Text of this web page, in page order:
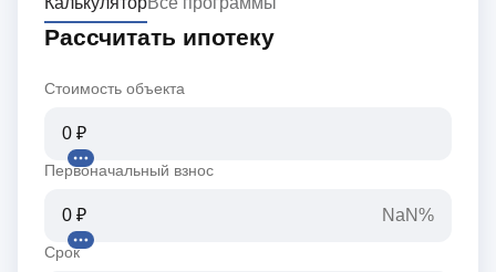
Рассчитать ипотеку
Стоимость объекта
Первоначальный взнос
NaN%
Срок